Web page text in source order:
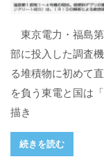
東京電力・福島
部に投入した調査
る堆積物に初めて
を負う東電と国は
描き
続きを読む